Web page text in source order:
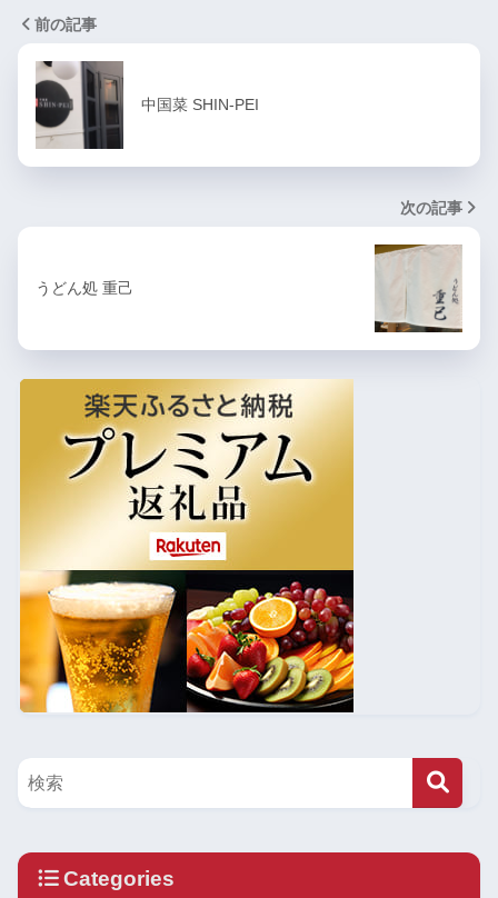
前の記事
中国菜 SHIN-PEI
次の記事
うどん処 重己
Categories